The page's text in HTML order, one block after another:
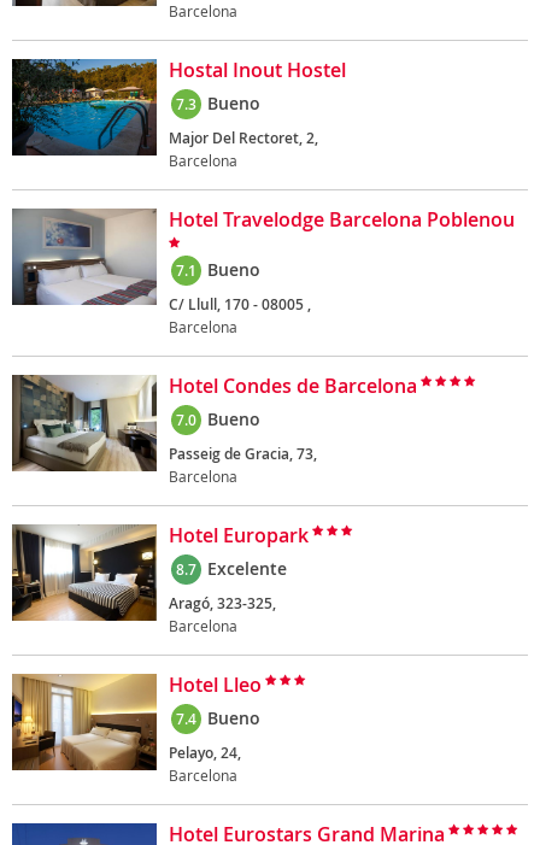
Barcelona
Hostal Inout Hostel
7.3 Bueno
Major Del Rectoret, 2,
Barcelona
Hotel Travelodge Barcelona Poblenou
7.1 Bueno
C/ Llull, 170 - 08005 ,
Barcelona
Hotel Condes de Barcelona
7.0 Bueno
Passeig de Gracia, 73,
Barcelona
Hotel Europark
8.7 Excelente
Aragó, 323-325,
Barcelona
Hotel Lleo
7.4 Bueno
Pelayo, 24,
Barcelona
Hotel Eurostars Grand Marina